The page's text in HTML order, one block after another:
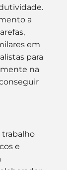
a
em
para
na
trabalho
e